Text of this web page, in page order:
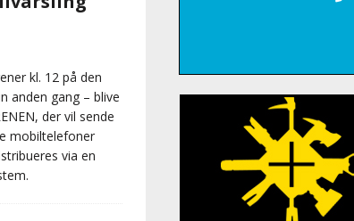
kl. 12 på den
anden gang – blive
der vil sende
mobiltelefoner
via en